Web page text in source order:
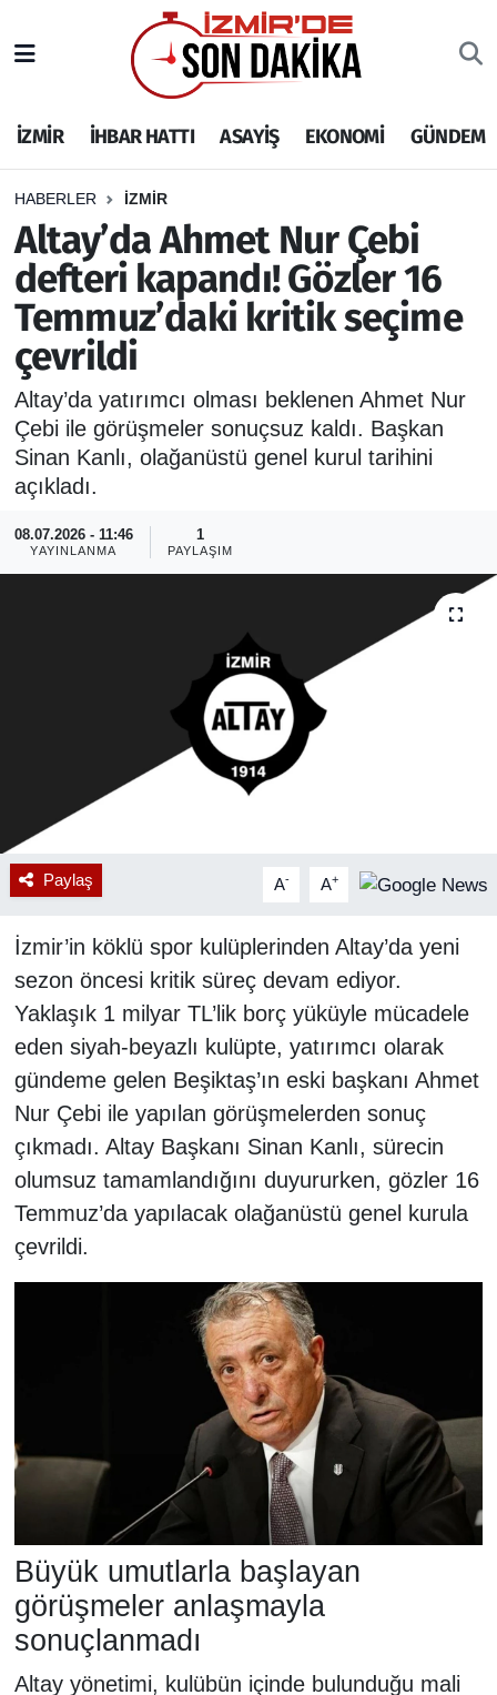
İZMİR İHBAR HATTI ASAYİŞ EKONOMİ GÜNDEM
HABERLER İZMİR
Altay’da Ahmet Nur Çebi
defteri kapandı! Gözler 16
Temmuz’daki kritik seçime
çevrildi
Altay’da yatırımcı olması beklenen Ahmet Nur
Çebi ile görüşmeler sonuçsuz kaldı. Başkan
Sinan Kanlı, olağanüstü genel kurul tarihini
açıkladı.
08.07.2026 - 11:46
YAYINLANMA
1
PAYLAŞIM
Paylaş A- A+
İzmir’in köklü spor kulüplerinden Altay’da yeni
sezon öncesi kritik süreç devam ediyor.
Yaklaşık 1 milyar TL’lik borç yüküyle mücadele
eden siyah-beyazlı kulüpte, yatırımcı olarak
gündeme gelen Beşiktaş’ın eski başkanı Ahmet
Nur Çebi ile yapılan görüşmelerden sonuç
çıkmadı. Altay Başkanı Sinan Kanlı, sürecin
olumsuz tamamlandığını duyururken, gözler 16
Temmuz’da yapılacak olağanüstü genel kurula
çevrildi.
Büyük umutlarla başlayan
görüşmeler anlaşmayla
sonuçlanmadı
Altay yönetimi, kulübün içinde bulunduğu mali
İHBAR HATTI
DEPREM
GENEL
EKONOMİ
SİYASET
SPOR
ASAYİŞ
RESMİ REKLAM
İzmir Nöbetçi Eczaneler
İzmir Hava Durumu
İzmir Namaz Vakitleri
İzmir Trafik Yoğunluk Haritası
Puan Durumu ve Fikstür
Tüm Manşetler
Son Dakika Haberleri
Haber Arşivi